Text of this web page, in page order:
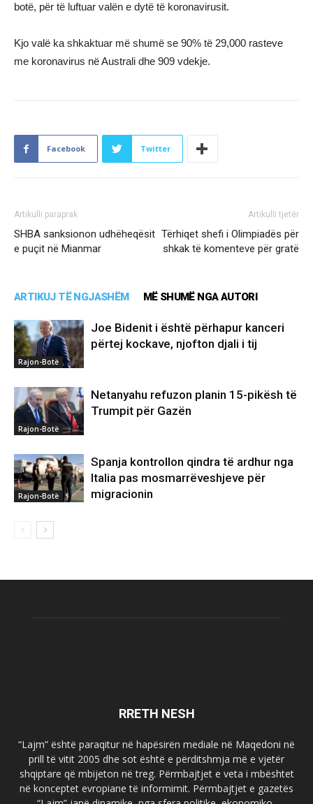
botë, për të luftuar valën e dytë të koronavirusit.
Kjo valë ka shkaktuar më shumë se 90% të 29,000 rasteve
me koronavirus në Australi dhe 909 vdekje.
Facebook Twitter
Artikulli paraprak
SHBA sanksionon udhëheqësit
e puçit në Mianmar
Artikulli tjetër
Tërhiqet shefi i Olimpiadës për
shkak të komenteve për gratë
ARTIKUJ TË NGJASHËM MË SHUMË NGA AUTORI
Rajon-Botë
Joe Bidenit i është përhapur kanceri
përtej kockave, njofton djali i tij
Rajon-Botë
Netanyahu refuzon planin 15-pikësh të
Trumpit për Gazën
Rajon-Botë
Spanja kontrollon qindra të ardhur nga
Italia pas mosmarrëveshjeve për
migracionin
RRETH NESH
“Lajm” është paraqitur në hapësirën mediale në Maqedoni në
prill të vitit 2005 dhe sot është e përditshmja më e vjetër
shqiptare që mbijeton në treg. Përmbajtjet e veta i mbështet
në konceptet evropiane të informimit. Përmbajtjet e gazetës